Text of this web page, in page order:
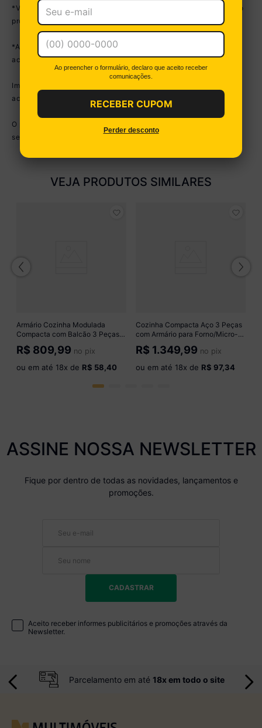
*Você pode consultar as medidas internas na imagem técnica do
produto.
*As cores do produto podem sofrer variações de tonalidade de
acordo com as configurações do seu dispositivo.
Imagem meramente ilustrativa. Decoração e eletros não
acompanham o produto.
O produto será entregue desmontado e não disponibilizamos o
serviço de montagem.
VEJA PRODUTOS SIMILARES
Armário Cozinha Modulada
Compacta com Balcão 3 Peças
Veneza Multimóveis MP3765
Branco/Dourado
R$ 809,99 no pix
ou em até 18x de R$ 58,40
Cozinha Compacta Aço 3 Peças
com Armário para Forno/Micro-
ondas Multimóveis CR20367
Branco
R$ 1.349,99 no pix
ou em até 18x de R$ 97,34
ASSINE NOSSA NEWSLETTER
Fique por dentro de todas as novidades, lançamentos e
promoções.
CADASTRAR
Aceito receber informes publicitários e promoções através da
Newsletter.
Parcelamento em até 18x em todo o site
Ao preencher o formulário, declaro que aceito receber
comunicações.
RECEBER CUPOM
Perder desconto